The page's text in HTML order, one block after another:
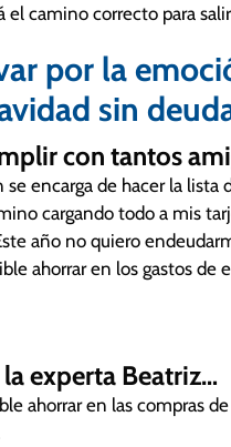
el camino correcto para
por la
sin
con tantos
encarga de hacer la
cargando todo a mis
año no quiero
ahorrar en los gastos de
experta Beatriz…
ahorrar en las compras